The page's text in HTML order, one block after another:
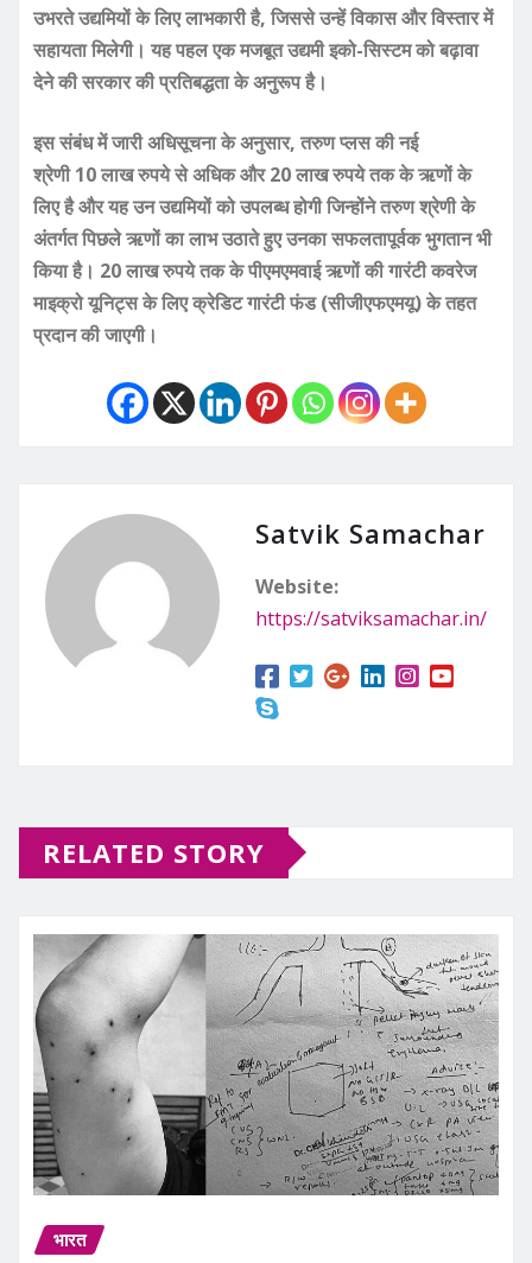
उभरते उद्यमियों के लिए लाभकारी है, जिससे उन्हें विकास और विस्तार में
सहायता मिलेगी। यह पहल एक मजबूत उद्यमी इको-सिस्टम को बढ़ावा
देने की सरकार की प्रतिबद्धता के अनुरूप है।
इस संबंध में जारी अधिसूचना के अनुसार, तरुण प्लस की नई
श्रेणी 10 लाख रुपये से अधिक और 20 लाख रुपये तक के ऋणों के
लिए है और यह उन उद्यमियों को उपलब्ध होगी जिन्होंने तरुण श्रेणी के
अंतर्गत पिछले ऋणों का लाभ उठाते हुए उनका सफलतापूर्वक भुगतान भी
किया है। 20 लाख रुपये तक के पीएमएमवाई ऋणों की गारंटी कवरेज
माइक्रो यूनिट्स के लिए क्रेडिट गारंटी फंड (सीजीएफएमयू) के तहत
प्रदान की जाएगी।
Satvik Samachar
Website:
https://satviksamachar.in/
RELATED STORY
भारत